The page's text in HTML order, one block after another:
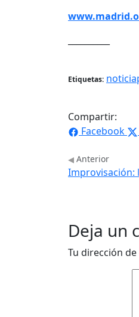
Etiquetas:
Compartir:
Facebook
Anterior
Improvisación:
Deja un
Tu dirección